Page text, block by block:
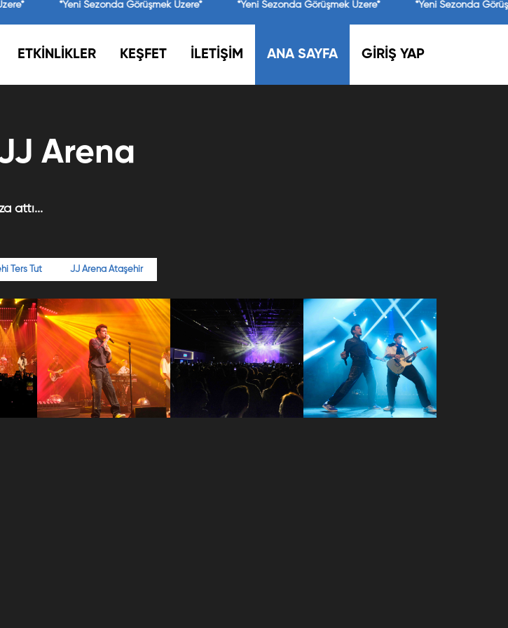
*Yeni Sezonda Görüşmek Üzere* *Yeni Sezonda Görüşmek Üzere* *Yeni Sezonda
ETKİNLİKLER KEŞFET İLETİŞİM ANA SAYFA GİRİŞ YAP
Arena
attı...
Ters Tut JJ Arena Ataşehir